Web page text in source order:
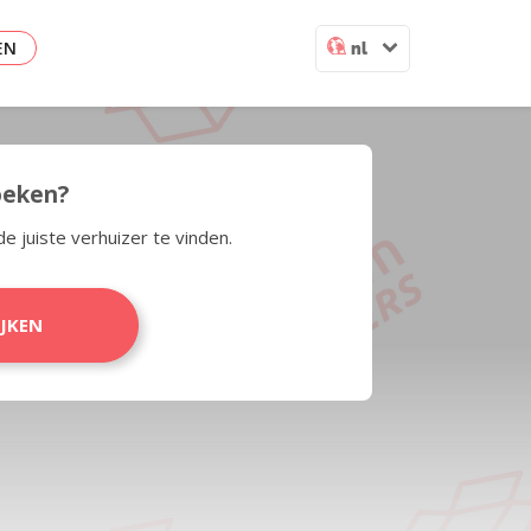
nl
juiste verhuizer te vinden.